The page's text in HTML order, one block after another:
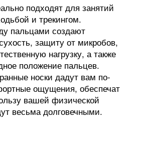
подходят для занятий
и трекингом.
пальцами создают
защиту от микробов,
нагрузку, а также
положение пальцев.
носки дадут вам по-
ощущения, обеспечат
вашей физической
весьма долговечными.